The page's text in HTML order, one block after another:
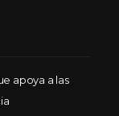
apoya a las